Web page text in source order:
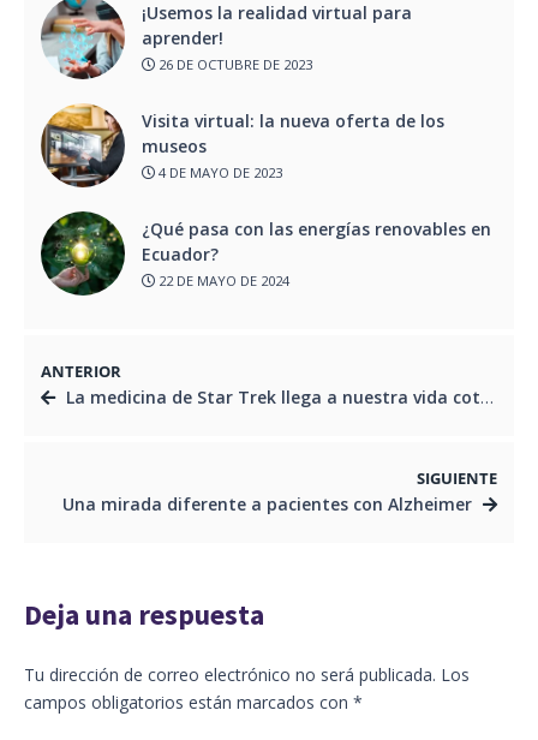
¡Usemos la realidad virtual para
aprender!
26 DE OCTUBRE DE 2023
Visita virtual: la nueva oferta de los
museos
4 DE MAYO DE 2023
¿Qué pasa con las energías renovables en
Ecuador?
22 DE MAYO DE 2024
ANTERIOR
La medicina de Star Trek llega a nuestra vida cotidiana
SIGUIENTE
Una mirada diferente a pacientes con Alzheimer
Deja una respuesta
Tu dirección de correo electrónico no será publicada. Los
campos obligatorios están marcados con *